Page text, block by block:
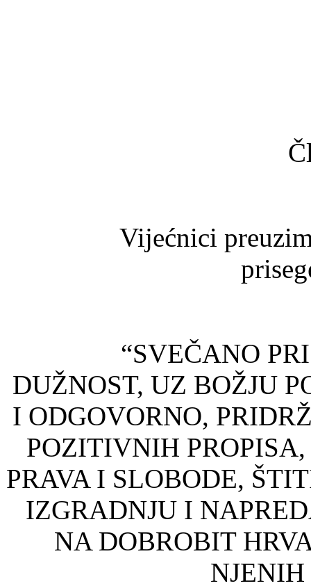
Vijećnici preuzimaju
“SVEČANO
DUŽNOST, UZ BOŽJU
I ODGOVORNO,
POZITIVNIH
PRAVA I SLOBODE,
IZGRADNJU I
NA DOBROBIT